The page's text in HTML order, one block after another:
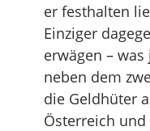
er festhalten
Einziger
erwägen –
neben dem
die Geldhüter
Österreich